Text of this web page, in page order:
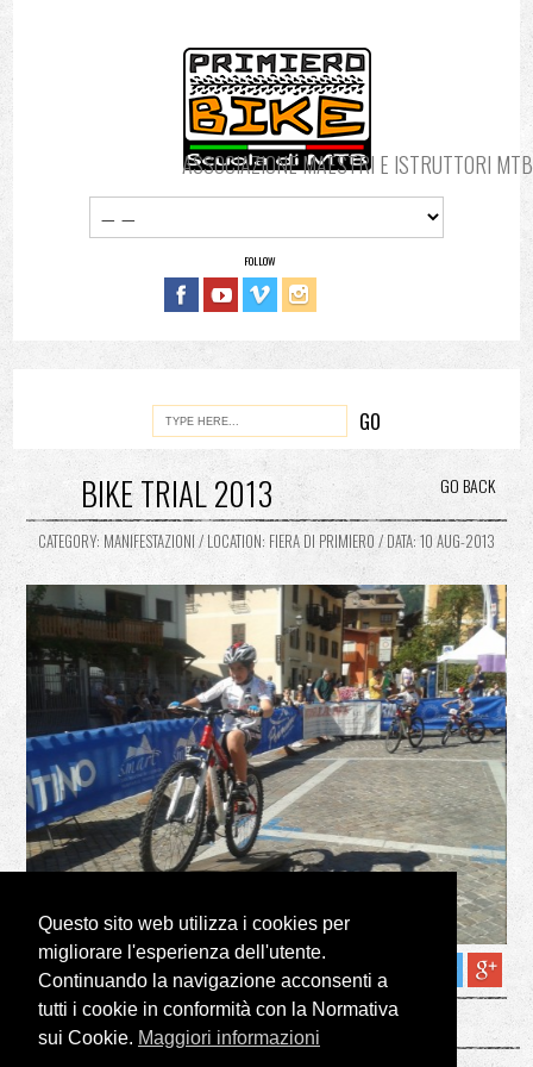
ASSOCIAZIONE MAESTRI E ISTRUTTORI MTB
FOLLOW
BIKE TRIAL 2013 GO BACK
CATEGORY: MANIFESTAZIONI / LOCATION: FIERA DI PRIMIERO / DATA: 10 AUG-2013
2 LIKES SHARE THIS GALLERY:
Questo sito web utilizza i cookies per
migliorare l'esperienza dell'utente.
Continuando la navigazione acconsenti a
tutti i cookie in conformità con la Normativa
sui Cookie. Maggiori informazioni